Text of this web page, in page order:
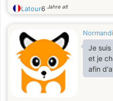
Latour6 Jahre alt
Je
et je
afin